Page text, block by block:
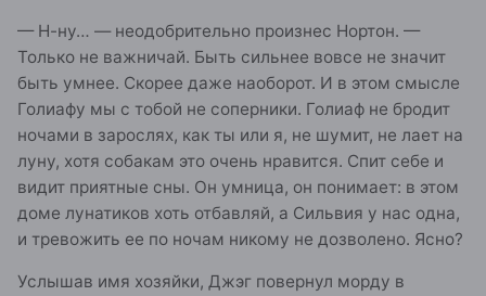
— Н-ну… — неодобрительно произнес Нортон. —
Только не важничай. Быть сильнее вовсе не значит
быть умнее. Скорее даже наоборот. И в этом смысле
Голиафу мы с тобой не соперники. Голиаф не бродит
ночами в зарослях, как ты или я, не шумит, не лает на
луну, хотя собакам это очень нравится. Спит себе и
видит приятные сны. Он умница, он понимает: в этом
доме лунатиков хоть отбавляй, а Сильвия у нас одна,
и тревожить ее по ночам никому не дозволено. Ясно?
Услышав имя хозяйки, Джэг повернул морду в